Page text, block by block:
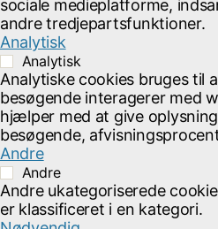
a
t
i
o
n
sociale medieplatforme,
andre tredjepartsfunktioner.
Analytisk
Analytisk
Analytiske cookies bruges til
besøgende interagerer med
hjælper med at give
besøgende,
Andre
Andre
Andre ukategoriserede
er klassificeret i en kategori.